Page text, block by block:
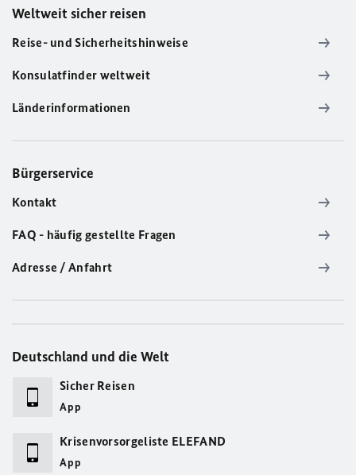
Weltweit sicher reisen
Reise- und Sicherheitshinweise
Konsulatfinder weltweit
Länderinformationen
Bürgerservice
Kontakt
FAQ - häufig gestellte Fragen
Adresse / Anfahrt
Deutschland und die Welt
Sicher Reisen
App
Krisenvorsorgeliste ELEFAND
App